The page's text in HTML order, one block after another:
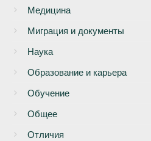
Медицина
Миграция и документы
Наука
Образование и карьера
Обучение
Общее
Отличия